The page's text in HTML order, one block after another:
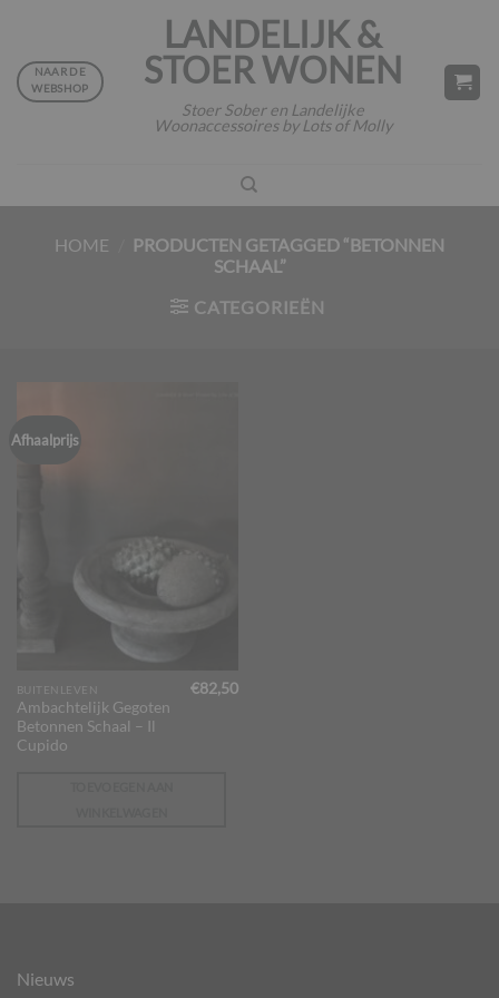
inhoud
LANDELIJK &
STOER WONEN
Stoer Sober en Landelijke
Woonaccessoires by Lots of Molly
NAAR DE
WEBSHOP
HOME
PRODUCTEN GETAGGED “BETONNEN
SCHAAL”
CATEGORIEËN
Afhaalprijs
BUITENLEVEN
Ambachtelijk Gegoten
Betonnen Schaal – Il
Cupido
€82,50
Nieuws